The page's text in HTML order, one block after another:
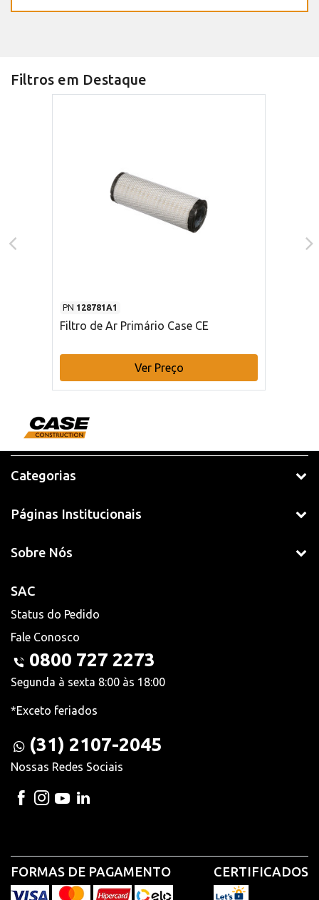
Filtros em Destaque
PN 128781A1
Filtro de Ar Primário Case CE
Ver Preço
Categorias
Páginas Institucionais
Sobre Nós
SAC
Status do Pedido
Fale Conosco
0800 727 2273
Segunda à sexta 8:00 às 18:00
*Exceto feriados
(31) 2107-2045
Nossas Redes Sociais
FORMAS DE PAGAMENTO CERTIFICADOS